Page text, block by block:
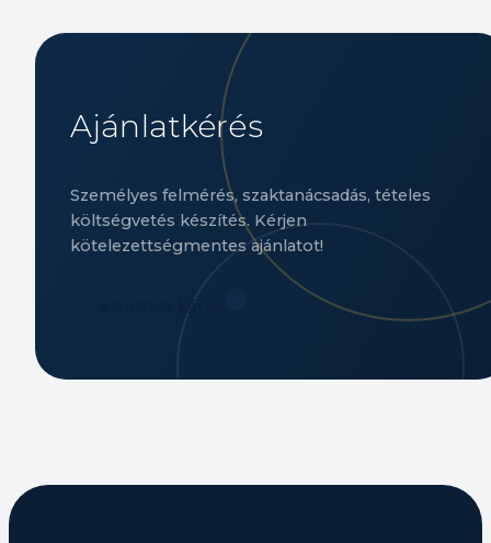
Ajánlatkérés
Személyes felmérés, szaktanácsadás, tételes
költségvetés készítés. Kérjen
kötelezettségmentes ajánlatot!
Ajánlatot kérek